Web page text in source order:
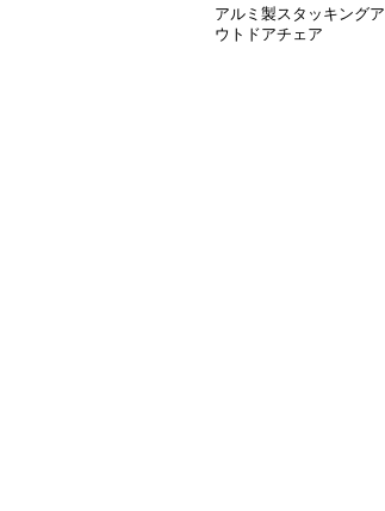
アルミ製スタッキングア
ウトドアチェア